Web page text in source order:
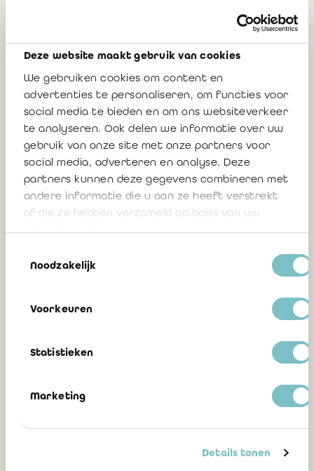
Deze website maakt gebruik van cookies
We gebruiken cookies om content en
advertenties te personaliseren, om functies voor
social media te bieden en om ons websiteverkeer
te analyseren. Ook delen we informatie over uw
gebruik van onze site met onze partners voor
social media, adverteren en analyse. Deze
partners kunnen deze gegevens combineren met
andere informatie die u aan ze heeft verstrekt
of die ze hebben verzameld op basis van uw
Noodzakelijk
Voorkeuren
Statistieken
Marketing
Details tonen
Débat sur la "nouvelle façon de
travailler" dans les cabinets d'audit – 4
capsules vidéo
Jan Laplasse, chef de service
communication IRE
13 avril 2022
l’ITAA et de l’IRE
cadre des indemnités COVID octroyées